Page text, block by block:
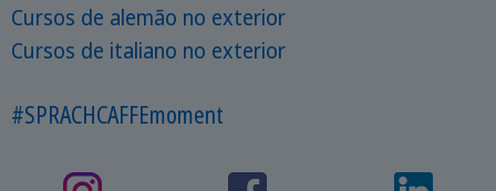
Cursos de alemão no exterior
Cursos de italiano no exterior
#SPRACHCAFFEmoment